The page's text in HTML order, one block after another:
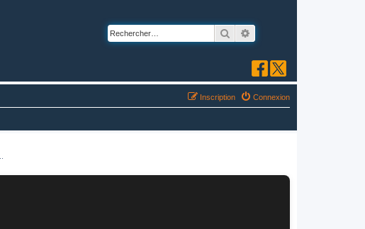
Rechercher
Connexion
Inscription